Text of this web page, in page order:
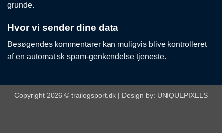
grunde.
Hvor vi sender dine data
Besøgendes kommentarer kan muligvis blive kontrolleret
af en automatisk spam-genkendelse tjeneste.
Copyright 2026 © trailogsport.dk | Design by: UNIQUEPIXELS